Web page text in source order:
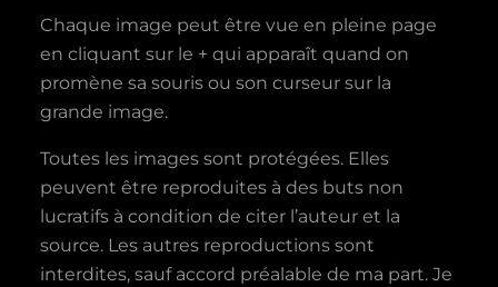
Chaque image peut être vue en pleine page
en cliquant sur le + qui apparaît quand on
promène sa souris ou son curseur sur la
grande image.
Toutes les images sont protégées. Elles
peuvent être reproduites à des buts non
lucratifs à condition de citer l’auteur et la
source. Les autres reproductions sont
interdites, sauf accord préalable de ma part. Je